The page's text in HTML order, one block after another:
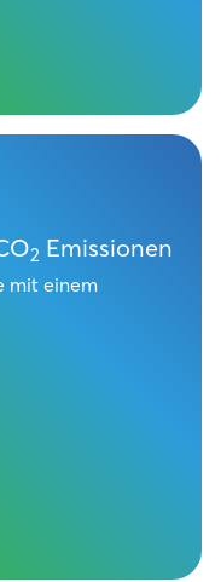
2 Emissionen
mit einem